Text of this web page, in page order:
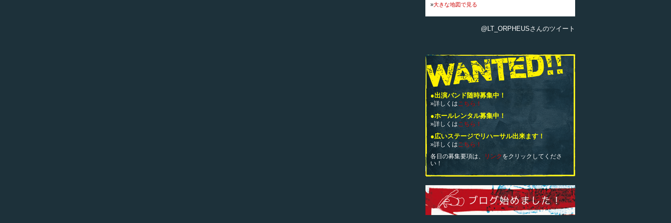
»大きな地図で見る
@LT_ORPHEUSさんのツイート
●出演バンド随時募集中！
»詳しくはこちら！
●ホールレンタル募集中！
»詳しくはこちら！
●広いステージでリハーサル出来ます！
»詳しくはこちら！
各日の募集要項は、
リンク をクリックしてくださ
い！